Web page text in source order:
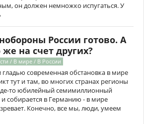
он должен немножко испугаться. У
России готово. А
же на счет других?
/ В мире / В России
современная обстановка в мире
тут и там, во многих странах регионы
то юбилейный семимиллионный
собирается в Германию - в мире
Конечно, все мы, люди, умеем